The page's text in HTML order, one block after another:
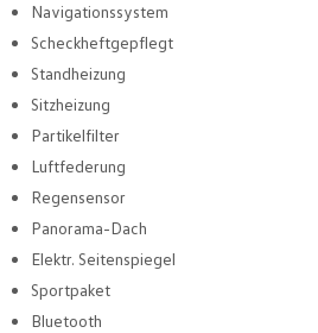
Navigationssystem
Scheckheftgepflegt
Standheizung
Sitzheizung
Partikelfilter
Luftfederung
Regensensor
Panorama-Dach
Elektr. Seitenspiegel
Sportpaket
Bluetooth